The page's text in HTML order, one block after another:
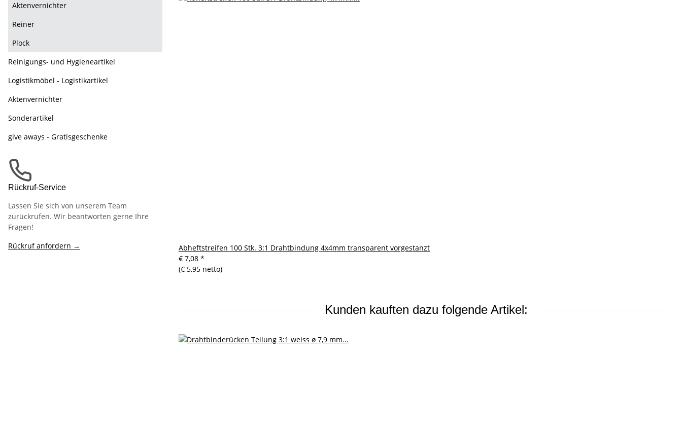
Abheftstreifen 100 Stk. 3:1 Drahtbindung 4x4mm transparent vorgestanzt
€ 7,08 *
(€ 5,95 netto)
Kunden kauften dazu folgende Artikel:
Aktenvernichter
Reiner
Plock
Reinigungs- und Hygieneartikel
Logistikmöbel - Logistikartikel
Aktenvernichter
Sonderartikel
give aways - Gratisgeschenke
Rückruf-Service
Lassen Sie sich von unserem Team
zurückrufen. Wir beantworten gerne Ihre
Fragen!
Rückruf anfordern →